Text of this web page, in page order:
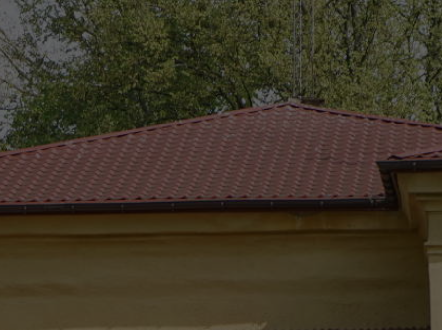
(0-25) 755 41 01 urzad_gminy@wojcieszkow.pl